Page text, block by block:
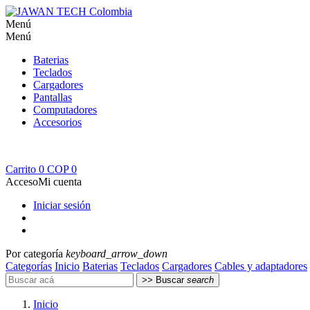
Menú
Menú
Baterias
Teclados
Cargadores
Pantallas
Computadores
Accesorios
Carrito 0 COP 0
AccesoMi cuenta
Iniciar sesión
Por categoría keyboard_arrow_down
Categorías Inicio Baterias Teclados Cargadores Cables y adaptadores
>> Buscar search
Inicio